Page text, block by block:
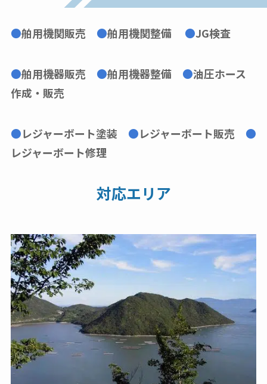
●舶用機関販売 ●舶用機関整備 ●JG検査
●舶用機器販売 ●舶用機器整備 ●油圧ホース
作成・販売
●レジャーボート塗装 ●レジャーボート販売
●
レジャーボート修理
対応エリア